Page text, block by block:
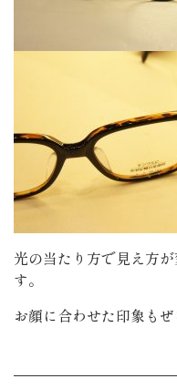
光の当たり方で見え方
す。
お顔に合わせた印象も